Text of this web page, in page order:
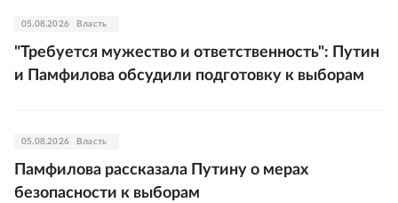
05.08.2026 Власть
"Требуется мужество и ответственность": Путин
и Памфилова обсудили подготовку к выборам
05.08.2026 Власть
Памфилова рассказала Путину о мерах
безопасности к выборам